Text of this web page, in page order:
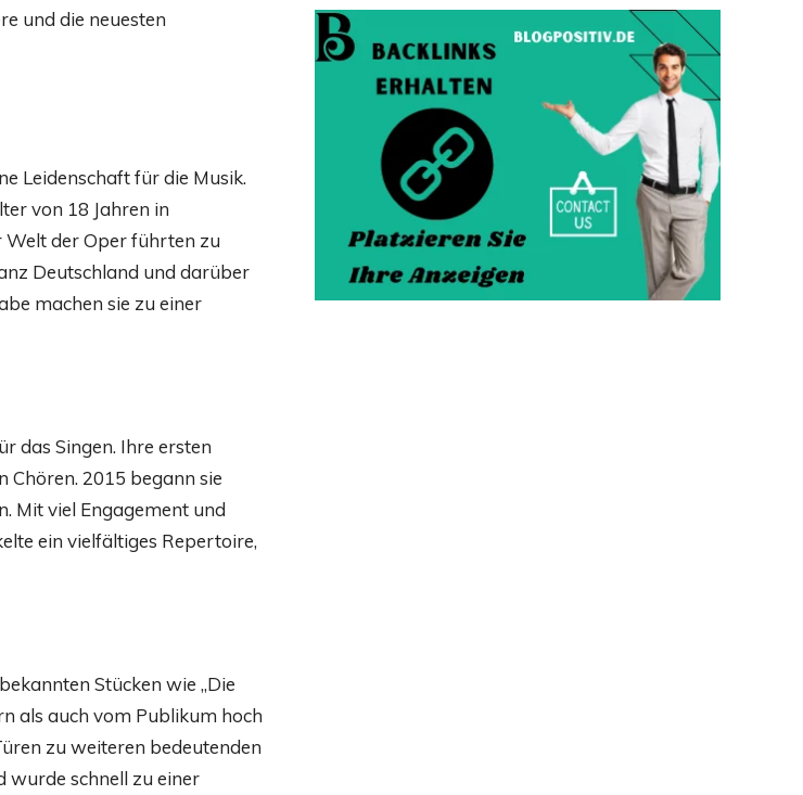
und die neuesten
Leidenschaft für die Musik.
von 18 Jahren in
Welt der Oper führten zu
Deutschland und darüber
machen sie zu einer
das Singen. Ihre ersten
Chören. 2015 begann sie
Mit viel Engagement und
ein vielfältiges Repertoire,
Stücken wie „Die
als auch vom Publikum hoch
zu weiteren bedeutenden
wurde schnell zu einer